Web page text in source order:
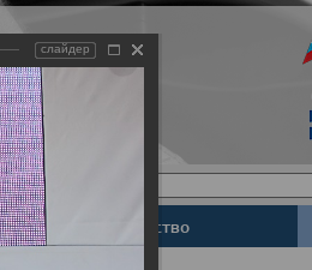
Законодательство
слайдер